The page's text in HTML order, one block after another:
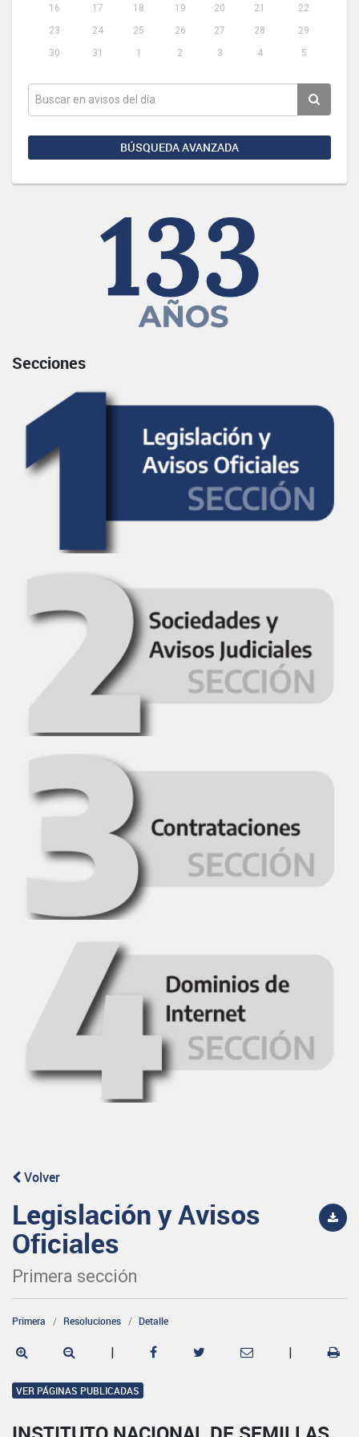
16
17 18 19 20 21
22
23
24 25 26 27 28
29
30
31 1 2 3 4 5
BÚSQUEDA AVANZADA
Secciones
Volver
Legislación y Avisos
Oficiales
Primera sección
Primera Resoluciones Detalle
| |
VER PÁGINAS PUBLICADAS